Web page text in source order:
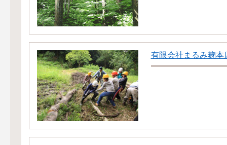
有限会社まるみ麹本